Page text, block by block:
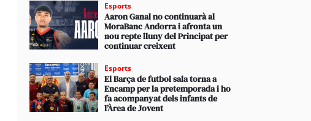
Esports
Aaron Ganal no continuarà al
MoraBanc Andorra i afronta un
nou repte lluny del Principat per
continuar creixent
Esports
El Barça de futbol sala torna a
Encamp per la pretemporada i ho
fa acompanyat dels infants de
l’Àrea de Jovent